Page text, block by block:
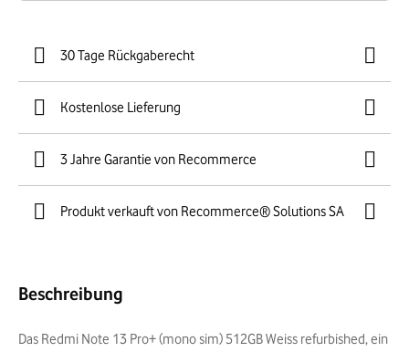
30 Tage Rückgaberecht
Kostenlose Lieferung
3 Jahre Garantie von Recommerce
Produkt verkauft von Recommerce® Solutions SA
Beschreibung
Das Redmi Note 13 Pro+ (mono sim) 512GB Weiss refurbished, ein